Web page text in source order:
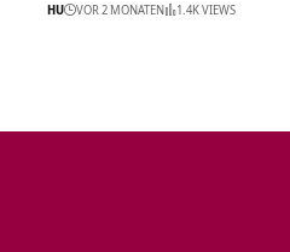
HU VOR 2 MONATEN 1.4K VIEWS